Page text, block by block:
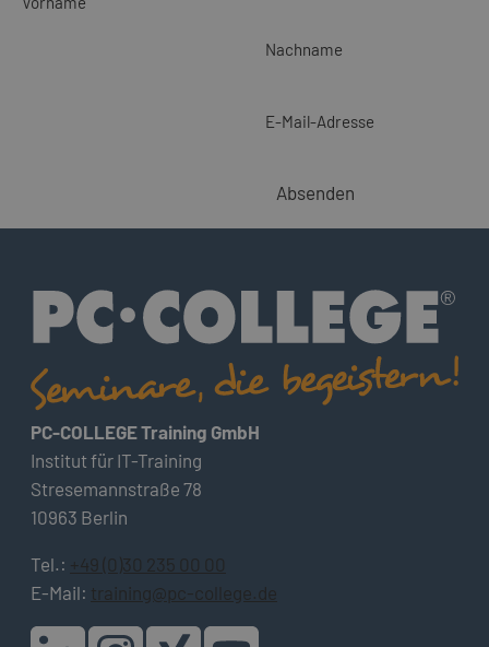
Nachname
E-Mail-Adresse
Absenden
PC-COLLEGE Training GmbH
Institut für IT-Training
Stresemannstraße 78
10963 Berlin
Tel.: +49 (0)30 235 00 00
E-Mail: training@pc-college.de